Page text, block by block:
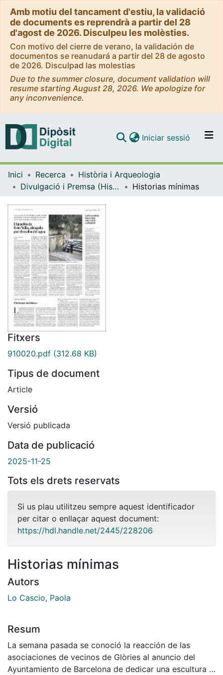
Amb motiu del tancament d'estiu, la validació
de documents es reprendrà a partir del 28
d'agost de 2026. Disculpeu les molèsties.
Con motivo del cierre de verano, la validación de
documentos se reanudará a partir del 28 de agosto
de 2026. Disculpad las molestias
Due to the summer closure, document validation will
resume starting August 28, 2026. We apologize for
any inconvenience.
Navega per tot el DD
Iniciar sessió (current)
Inici Recerca
Història i Arqueologia
Divulgació i Premsa (Història i Arqueologia)
Historias mínimas
Fitxers
910020.pdf (312.68 KB)
Tipus de document
Article
Versió
Versió publicada
Data de publicació
2025-11-25
Tots els drets reservats
Si us plau utilitzeu sempre aquest identificador
per citar o enllaçar aquest document:
https://hdl.handle.net/2445/228206
Historias mínimas
Autors
Lo Cascio, Paola
Resum
La semana pasada se conoció la reacción de las
asociaciones de vecinos de Glòries al anuncio del
Ayuntamiento de Barcelona de dedicar una escultura a